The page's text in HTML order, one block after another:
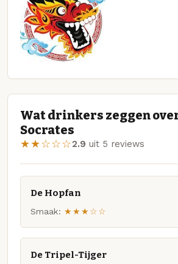
Wat drinkers zeggen
Socrates
★★☆☆☆2.9 uit 5 reviews
De Hopfan
Smaak: ★★★☆☆
De Tripel-Tijger